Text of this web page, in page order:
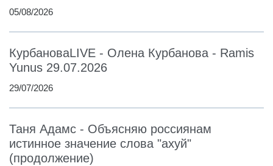
05/08/2026
КурбановаLIVE - Олена Курбанова - Ramis
Yunus 29.07.2026
29/07/2026
Таня Адамс - Объясняю россиянам
истинное значение слова "ахуй"
(продолжение)